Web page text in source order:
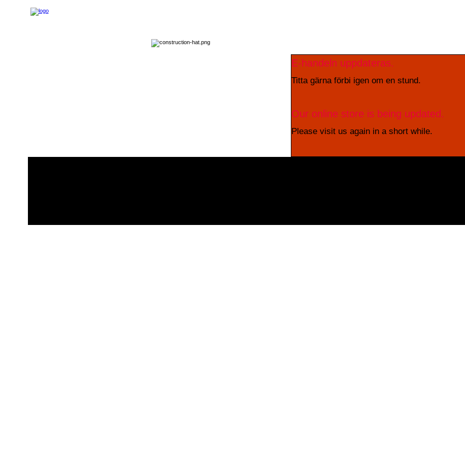
E-handeln uppdateras.
Titta gärna förbi igen om en stund.
Our online store is being updated.
Please visit us again in a short while.